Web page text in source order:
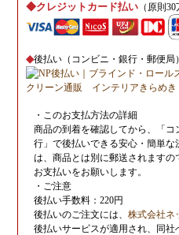
◆クレジットカード払い （原則
◆後払い（コンビニ・銀行・郵便局
・このお支払方法の詳細
商品の到着を確認してから、「
行」で後払いできる安心・簡単な
は、商品とは別に郵送されますの
お支払いをお願いします。
・ご注意
後払い手数料：220円
後払いのご注文には、 株式会社ネ
後払いサービスが適用され、同社